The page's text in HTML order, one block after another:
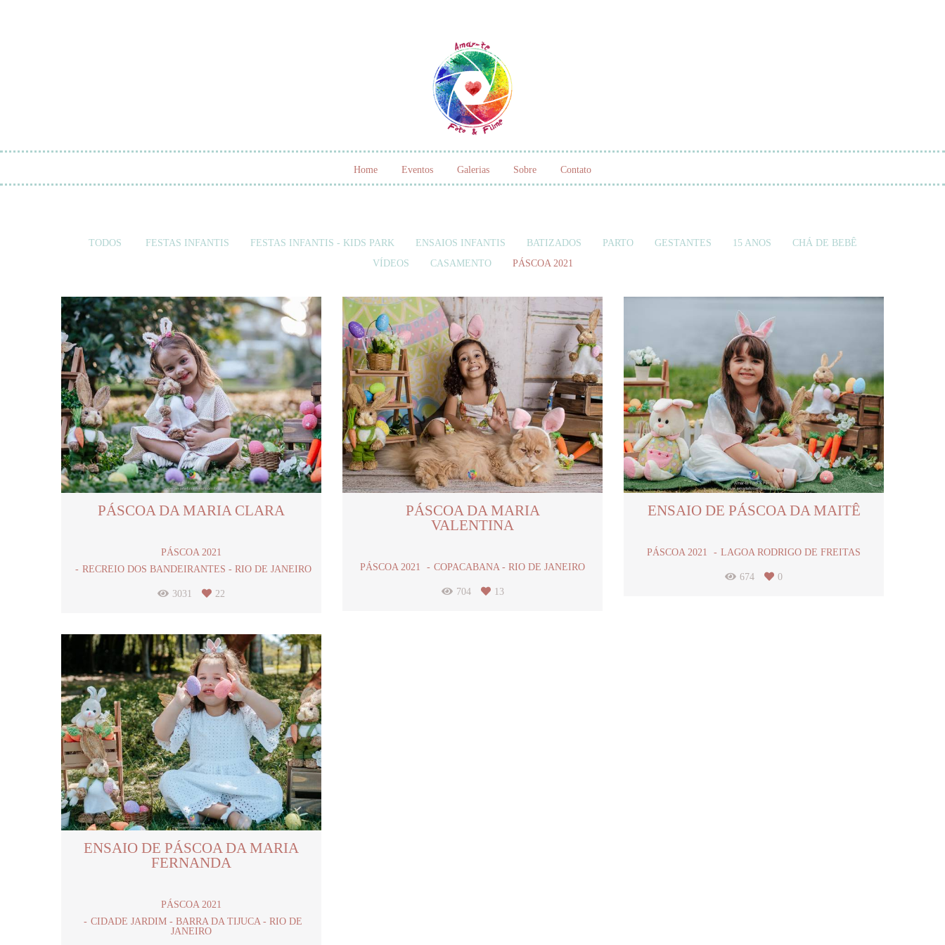
Home Eventos Galerias Sobre Contato
TODOS FESTAS INFANTIS FESTAS INFANTIS - KIDS PARK ENSAIOS INFANTIS BATIZADOS PARTO GESTANTES 15 ANOS
CHÁ DE BEBÊ
VÍDEOS
CASAMENTO PÁSCOA 2021
PÁSCOA DA MARIA CLARA
PÁSCOA 2021
RECREIO DOS BANDEIRANTES - RIO DE JANEIRO
3031 22
PÁSCOA DA MARIA
VALENTINA
PÁSCOA 2021 COPACABANA - RIO DE JANEIRO
704 13
ENSAIO DE PÁSCOA DA MAITÊ
PÁSCOA 2021 LAGOA RODRIGO DE FREITAS
674 0
ENSAIO DE PÁSCOA DA MARIA
FERNANDA
PÁSCOA 2021
CIDADE JARDIM - BARRA DA TIJUCA - RIO DE
JANEIRO